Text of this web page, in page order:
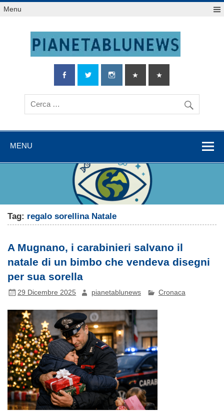
Salta
alMenu
MENU
Tag: regalo sorellina Natale
A Mugnano, i carabinieri salvano il
natale di un bimbo che vendeva disegni
per sua sorella
29 Dicembre 2025 pianetablunews Cronaca